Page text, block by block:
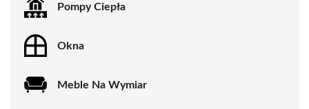
Pompy Ciepła
Okna
Meble Na Wymiar